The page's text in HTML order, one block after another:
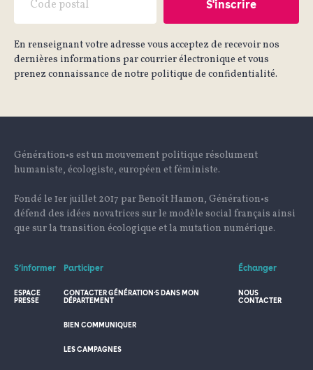
En renseignant votre adresse vous acceptez de recevoir nos
dernières informations par courrier électronique et vous
prenez connaissance de notre politique de confidentialité.
Génération•s est un mouvement politique résolument
humaniste, écologiste, européen et féministe.
Fondé le 1er juillet 2017 par Benoît Hamon, Génération•s
défend des idées novatrices sur le modèle social français ainsi
que sur la transition écologique et la mutation numérique.
S’informer
ESPACE
PRESSE
Participer
CONTACTER GÉNÉRATION·S DANS MON
DÉPARTEMENT
BIEN COMMUNIQUER
LES CAMPAGNES
Échanger
NOUS
CONTACTER